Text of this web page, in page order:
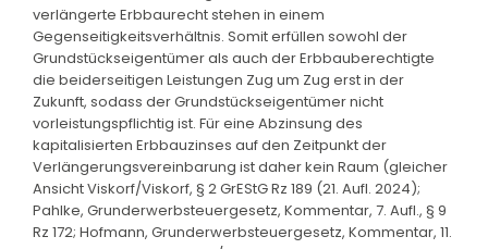
verlängerte Erbbaurecht stehen in einem
Gegenseitigkeitsverhältnis. Somit erfüllen sowohl der
Grundstückseigentümer als auch der Erbbauberechtigte
die beiderseitigen Leistungen Zug um Zug erst in der
Zukunft, sodass der Grundstückseigentümer nicht
vorleistungspflichtig ist. Für eine Abzinsung des
kapitalisierten Erbbauzinses auf den Zeitpunkt der
Verlängerungsvereinbarung ist daher kein Raum (gleicher
Ansicht Viskorf/Viskorf, § 2 GrEStG Rz 189 (21. Aufl. 2024);
Pahlke, Grunderwerbsteuergesetz, Kommentar, 7. Aufl., § 9
Rz 172; Hofmann, Grunderwerbsteuergesetz, Kommentar, 11.